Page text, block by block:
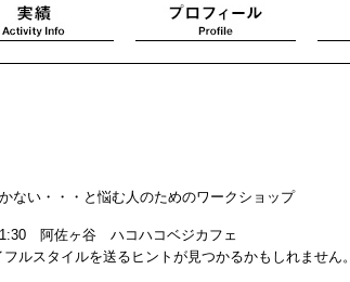
ない・・・と悩む人のためのワークショップ
阿佐ヶ谷 ハコハコベジカフェ
ルスタイルを送るヒントが見つかるかもしれません。